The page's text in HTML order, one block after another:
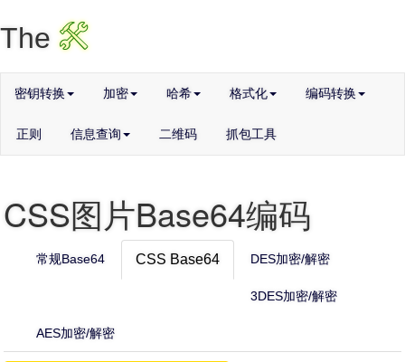
TheX
密钥转换 加密 哈希 格式化 编码转换
正则 信息查询 二维码 抓包工具
CSS图片Base64编码
常规Base64 CSS Base64 DES加密/解密
3DES加密/解密
AES加密/解密